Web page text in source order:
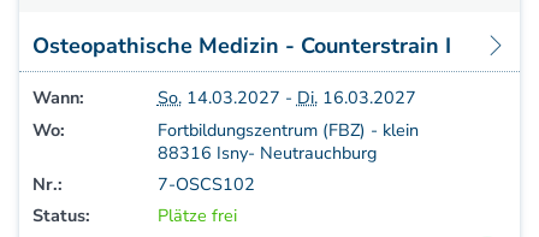
BLT/LAS
Aufbauprogramm
Craniale Osteopathie II
Viszerale Osteopathie II
Still/FPR
spez. Osteop. Manipulations-techniken
Osteopathische Medizin - Counterstrain I
Wann: So.14.03.2027 -Di.16.03.2027
Wo:
Fortbildungszentrum (FBZ) - klein
88316 Isny- Neutrauchburg
Nr.:
7-OSCS102
Status:
Plätze frei